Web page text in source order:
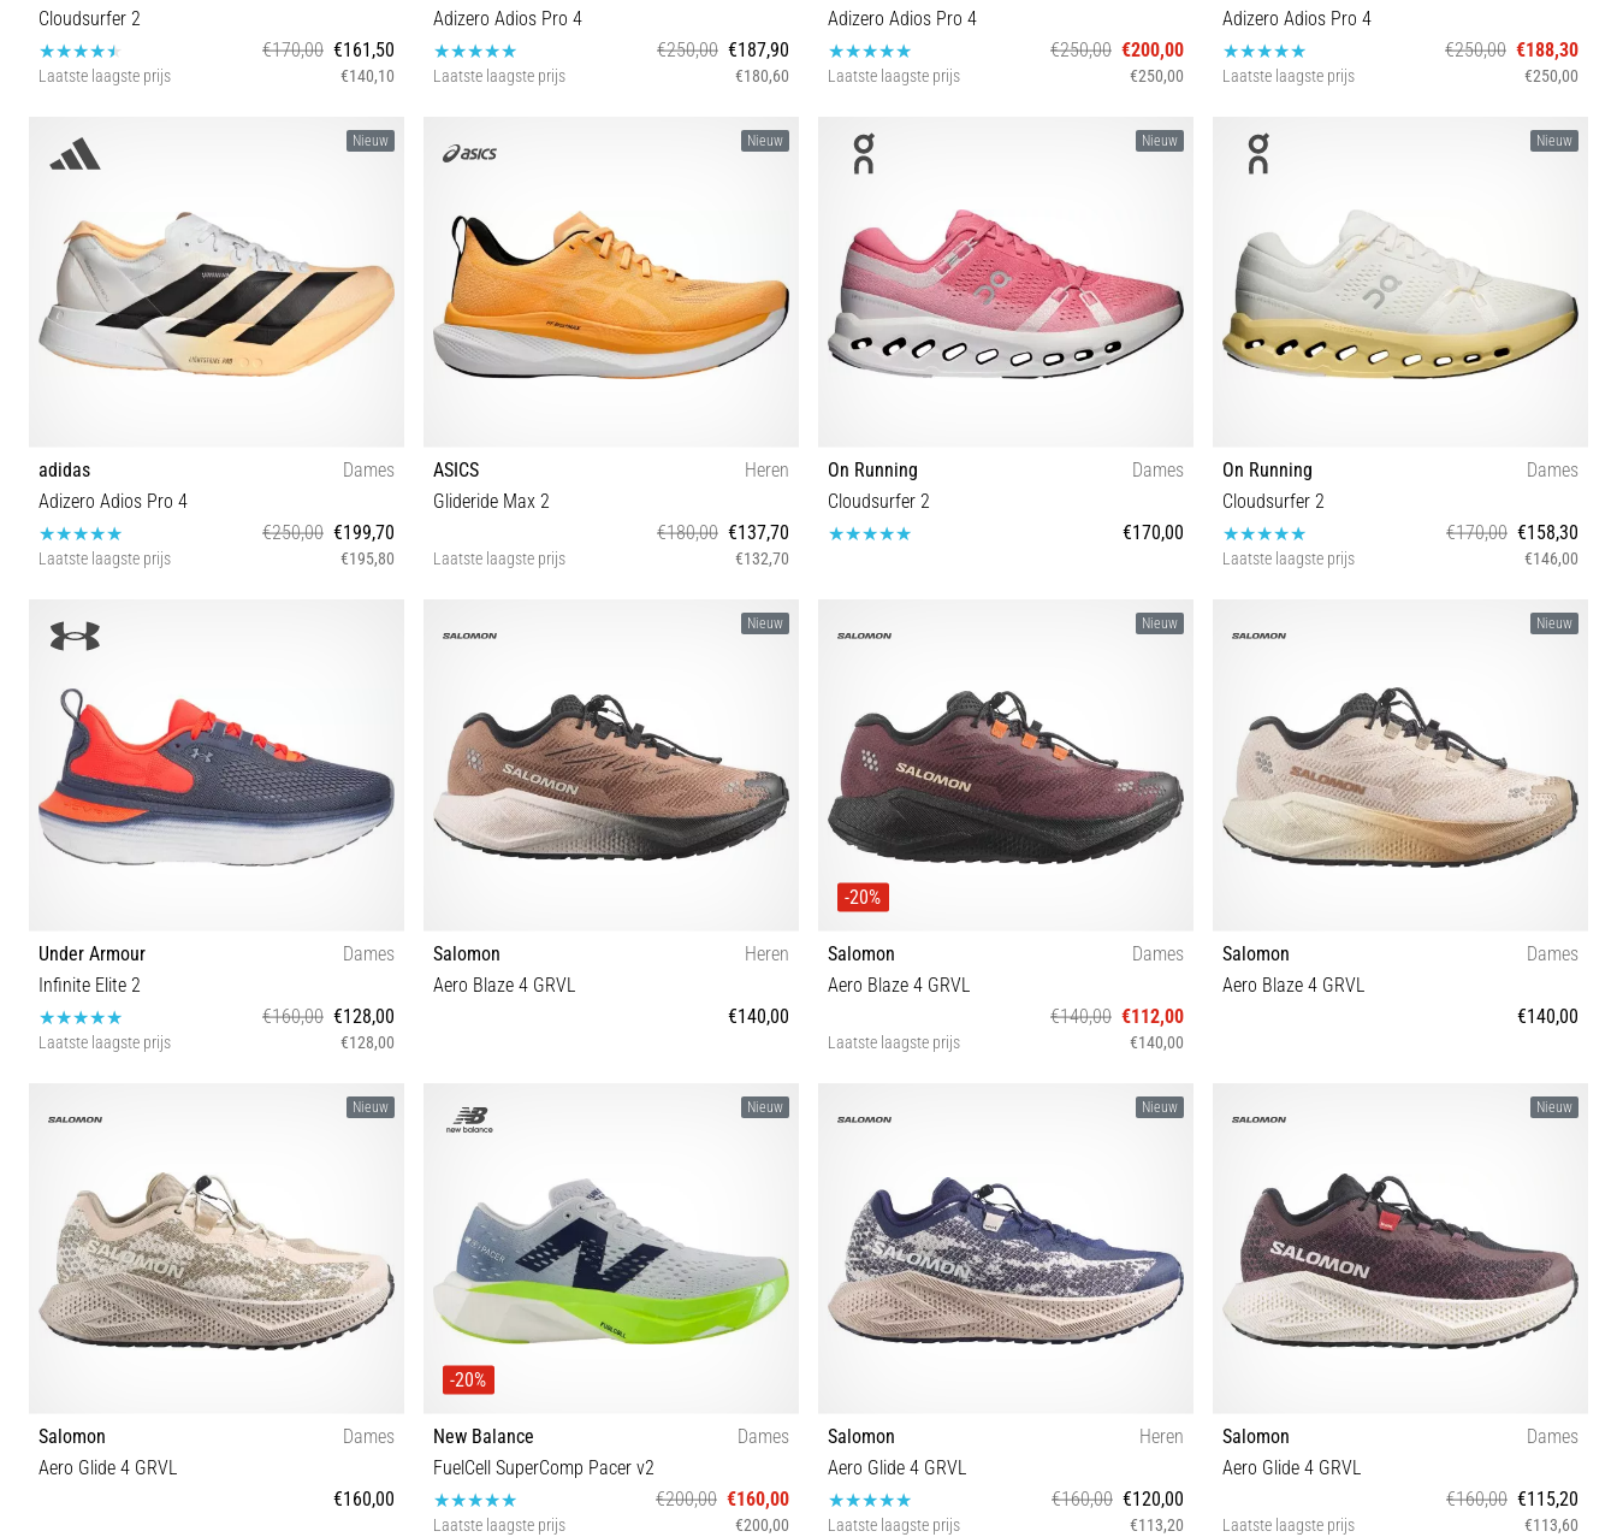
Cloudsurfer 2
€170,00 €161,50
Laatste laagste prijs €140,10
41 42 42½ 43 44 44½ 45 46 47 47½ 48 49
Adizero Adios Pro 4
€250,00 €187,90
Laatste laagste prijs €180,60
Adizero Adios Pro 4
€250,00 €200,00
Laatste laagste prijs €250,00
Adizero Adios Pro 4
€250,00 €188,30
Laatste laagste prijs €250,00
36⅔ 37⅓ 38 38⅔ 39⅓ 40 40⅔ 41⅓ 42⅔
Nieuw
adidas
Dames
Adizero Adios Pro 4
€250,00 €199,70
Laatste laagste prijs €195,80
36⅔ 37⅓ 38 38⅔ 39⅓ 40 40⅔ 41⅓ 42 42⅔
Nieuw
ASICS
Heren
Glideride Max 2
€180,00 €137,70
Laatste laagste prijs €132,70
40½ 41½ 42 42½ 43½ 44 44½ 45 46 46½ 47 48
Nieuw
On Running
Dames
Cloudsurfer 2
€170,00
Nieuw
On Running
Dames
Cloudsurfer 2
€170,00 €158,30
Laatste laagste prijs €146,00
Under Armour
Dames
Infinite Elite 2
€160,00 €128,00
Laatste laagste prijs €128,00
Nieuw
Salomon
Heren
Aero Blaze 4 GRVL
€140,00
41⅓ 42 42⅔ 43⅓ 44 44⅔ 45⅓ 46 46⅔ 47⅓
Nieuw
-20%
Salomon
Dames
Aero Blaze 4 GRVL
€140,00 €112,00
Laatste laagste prijs €140,00
37⅓ 38 38⅔ 39⅓ 40 40⅔ 41⅓ 42 42⅔
Nieuw
Salomon
Dames
Aero Blaze 4 GRVL
€140,00
37⅓ 38 38⅔ 39⅓ 40 40⅔ 41⅓ 42 42⅔
Nieuw
Salomon
Dames
Aero Glide 4 GRVL
€160,00
Nieuw
-20%
New Balance
Dames
FuelCell SuperComp Pacer v2
€200,00 €160,00
Laatste laagste prijs €200,00
Nieuw
Salomon
Heren
Aero Glide 4 GRVL
€160,00 €120,00
Laatste laagste prijs €113,20
Nieuw
Salomon
Dames
Aero Glide 4 GRVL
€160,00 €115,20
Laatste laagste prijs €113,60